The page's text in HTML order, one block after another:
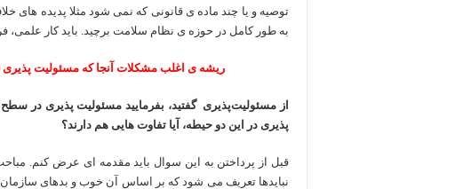
توصیه و یا چند ماده ی قانونی که نمی شود مثلا پدیده های
به طور کامل در حوزه ی نظام سلامت برچید. باید کار علمی،
ریشه ی اغلب مشکلات آنجا که مسئولیت پذیری
از مسئولیت‌پذیری گفتید، بفرمایید مسئولیت پذیری در
پذیری در این دو حیطه، آیا تفاوت هایی هم دارند؟
قبل از پرداختن به این سوال باید مقدمه ای عرض کنم.
نبایدها تعریف می شود که بر اساس آن خوب و بدهای